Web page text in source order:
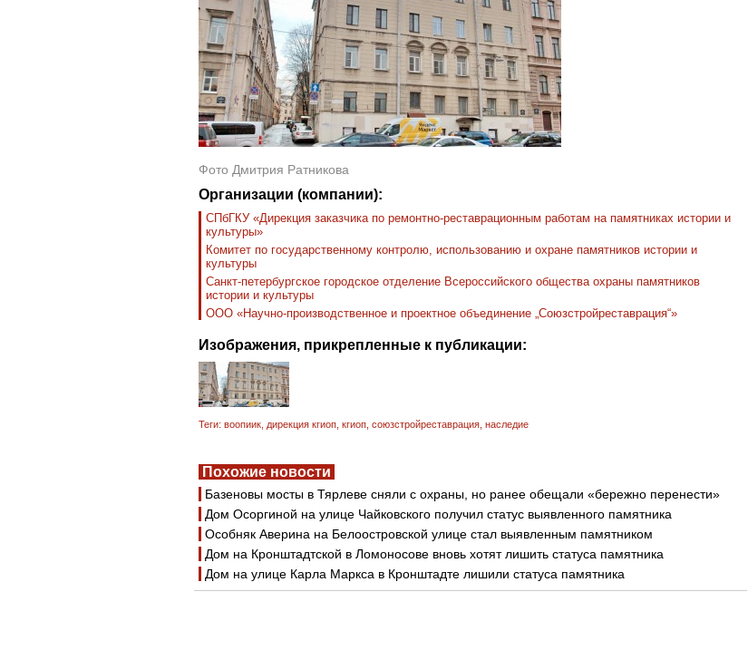
Фото Дмитрия Ратникова
Организации (компании):
СПбГКУ «Дирекция заказчика по ремонтно-реставрационным работам на памятниках истории и
культуры»
Комитет по государственному контролю, использованию и охране памятников истории и
культуры
Санкт-петербургское городское отделение Всероссийского общества охраны памятников
истории и культуры
ООО «Научно-производственное и проектное объединение „Союзстройреставрация“»
Изображения, прикрепленные к публикации:
Теги: воопиик дирекция кгиоп кгиоп союзстройреставрация наследие
Похожие новости
Базеновы мосты в Тярлеве сняли с охраны, но ранее обещали «бережно перенести»
Дом Осоргиной на улице Чайковского получил статус выявленного памятника
Особняк Аверина на Белоостровской улице стал выявленным памятником
Дом на Кронштадтской в Ломоносове вновь хотят лишить статуса памятника
Дом на улице Карла Маркса в Кронштадте лишили статуса памятника